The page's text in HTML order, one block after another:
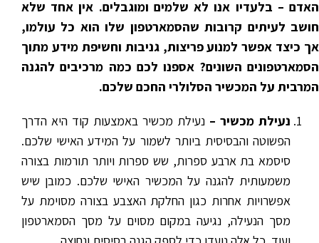
האדם – בלעדיו אנו לא שלמים ומוגבלים. אין אחד שלא
חושב לעיתים קרובות שהסמארטפון שלו הוא כל עולמו,
אך כיצד אפשר למנוע פריצות, גניבות וחשיפת מידע מתוך
הסמארטפונים השונים? אספנו לכם כמה מרכיבים להגנה
המרבית על המכשיר הסלולרי החכם שלכם.
נעילת מכשיר – נעילת מכשיר באמצעות קוד היא הדרך
הפשוטה והבסיסית ביותר לשמור על המידע האישי שלכם.
סיסמא בת ארבע ספרות, שש ספרות ויותר תורמות בצורה
משמעותית להגנה על המכשיר האישי שלכם. כמובן שיש
אפשרויות אחרות כגון החלקת האצבע בצורה מסוימת על
מסך הנעילה, נגיעה במקום מסוים על מסך הסמארטפון